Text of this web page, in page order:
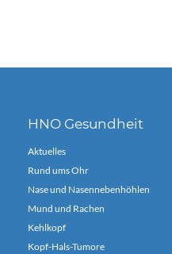
HNO Gesundheit
Aktuelles
Rund ums Ohr
Nase und Nasennebenhöhlen
Mund und Rachen
Kehlkopf
Kopf-Hals-Tumore